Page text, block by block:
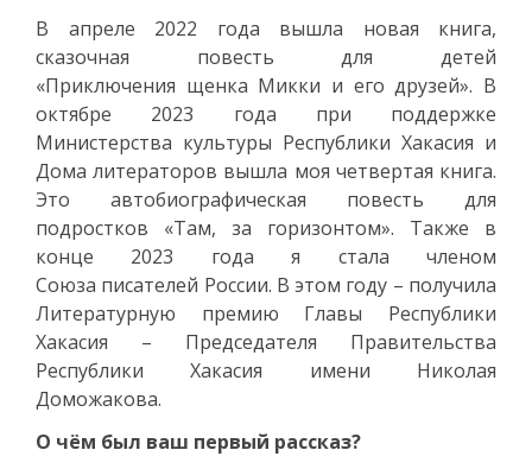
В апреле 2022 года вышла новая книга,
сказочная повесть для детей
«Приключения щенка Микки и его друзей». В
октябре 2023 года при поддержке
Министерства культуры Республики Хакасия и
Дома литераторов вышла моя четвертая книга.
Это автобиографическая повесть для
подростков «Там, за горизонтом». Также в
конце 2023 года я стала членом
Союза писателей России. В этом году – получила
Литературную премию Главы Республики
Хакасия – Председателя Правительства
Республики Хакасия имени Николая
Доможакова.
О чём был ваш первый рассказ?